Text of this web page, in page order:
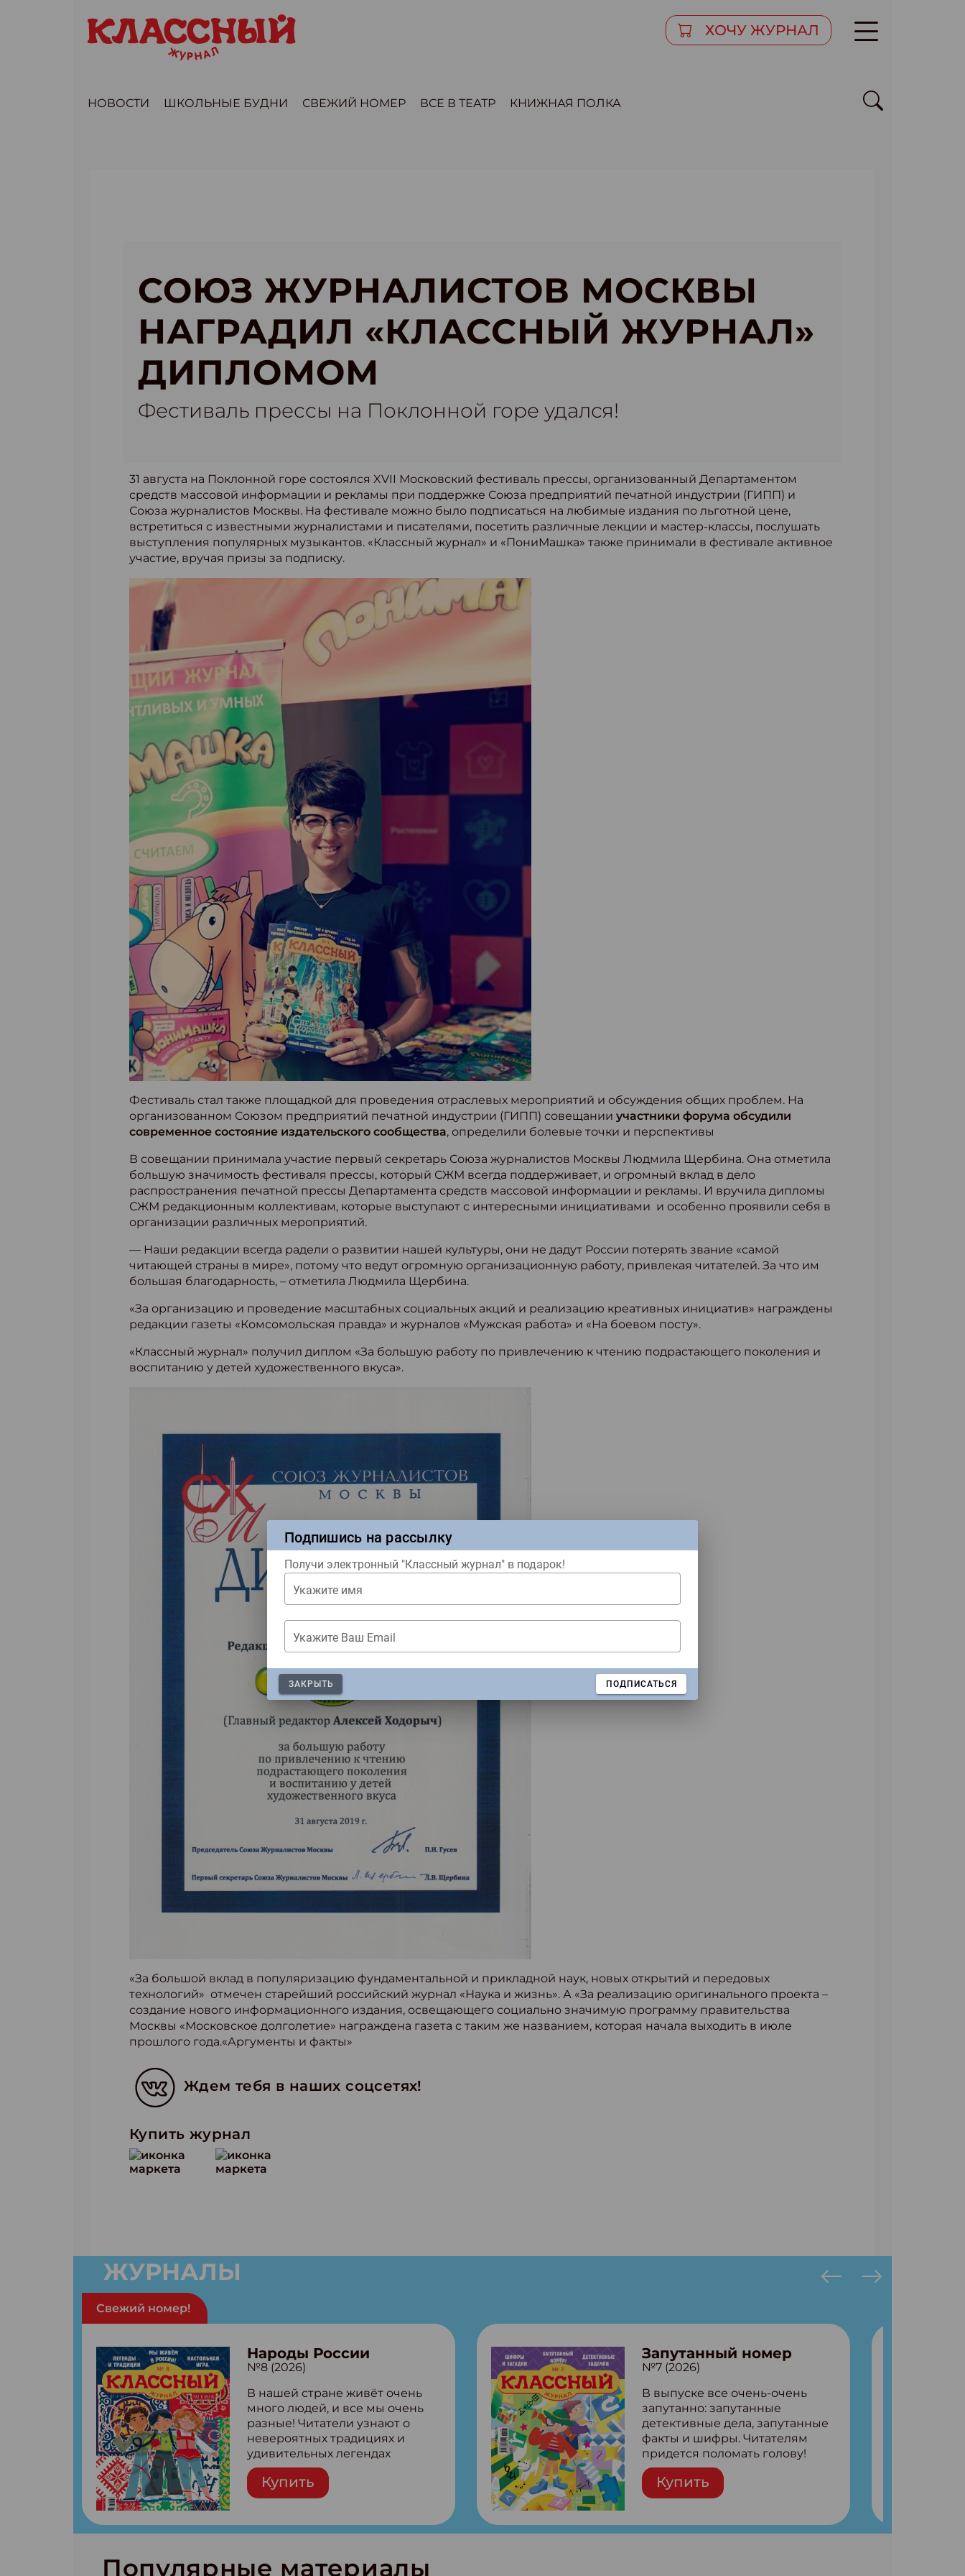
ХОЧУ ЖУРНАЛ
НОВОСТИ ШКОЛЬНЫЕ БУДНИ СВЕЖИЙ НОМЕР ВСЕ В ТЕАТР КНИЖНАЯ ПОЛКА
СОЮЗ ЖУРНАЛИСТОВ МОСКВЫ
НАГРАДИЛ «КЛАССНЫЙ ЖУРНАЛ»
ДИПЛОМОМ
Фестиваль прессы на Поклонной горе удался!
31 августа на Поклонной горе состоялся XVII Московский фестиваль прессы, организованный Департаментом
средств массовой информации и рекламы при поддержке Союза предприятий печатной индустрии (ГИПП) и
Союза журналистов Москвы. На фестивале можно было подписаться на любимые издания по льготной цене,
встретиться с известными журналистами и писателями, посетить различные лекции и мастер-классы, послушать
выступления популярных музыкантов. «Классный журнал» и «ПониМашка» также принимали в фестивале активное
участие, вручая призы за подписку.
Фестиваль стал также площадкой для проведения отраслевых мероприятий и обсуждения общих проблем. На
организованном Союзом предприятий печатной индустрии (ГИПП) совещании участники форума обсудили
современное состояние издательского сообщества, определили болевые точки и перспективы
В совещании принимала участие первый секретарь Союза журналистов Москвы Людмила Щербина. Она отметила
большую значимость фестиваля прессы, который СЖМ всегда поддерживает, и огромный вклад в дело
распространения печатной прессы Департамента средств массовой информации и рекламы. И вручила дипломы
СЖМ редакционным коллективам, которые выступают с интересными инициативами и особенно проявили себя в
организации различных мероприятий.
— Наши редакции всегда радели о развитии нашей культуры, они не дадут России потерять звание «самой
читающей страны в мире», потому что ведут огромную организационную работу, привлекая читателей. За что им
большая благодарность, – отметила Людмила Щербина.
«За организацию и проведение масштабных социальных акций и реализацию креативных инициатив» награждены
редакции газеты «Комсомольская правда» и журналов «Мужская работа» и «На боевом посту».
«Классный журнал» получил диплом «За большую работу по привлечению к чтению подрастающего поколения и
воспитанию у детей художественного вкуса».
«За большой вклад в популяризацию фундаментальной и прикладной наук, новых открытий и передовых
технологий» отмечен старейший российский журнал «Наука и жизнь». А «За реализацию оригинального проекта –
создание нового информационного издания, освещающего социально значимую программу правительства
Москвы «Московское долголетие» награждена газета с таким же названием, которая начала выходить в июле
прошлого года.«Аргументы и факты»
Ждем тебя в наших соцсетях!
Купить журнал
ЖУРНАЛЫ
Свежий номер!
Народы России
№8 (2026)
В нашей стране живёт очень
много людей, и все мы очень
разные! Читатели узнают о
невероятных традициях и
удивительных легендах
народов России! Внутри:
Легенды татар, башкир и
бурятов Настольная игра
странные слова Традиционные
Купить
Запутанный номер
№7 (2026)
В выпуске все очень-очень
запутанно: запутанные
детективные дела, запутанные
факты и шифры. Читателям
придется поломать голову!
Внутри: Шифры и
расшифровки Плетем
запутанные поделки
Ищем коды 3 комикса
Купить
Популярные материалы
Подпишись на рассылку
Получи электронный "Классный журнал" в подарок!
Укажите имя
Укажите Ваш Email
ЗАКРЫТЬ ПОДПИСАТЬСЯ